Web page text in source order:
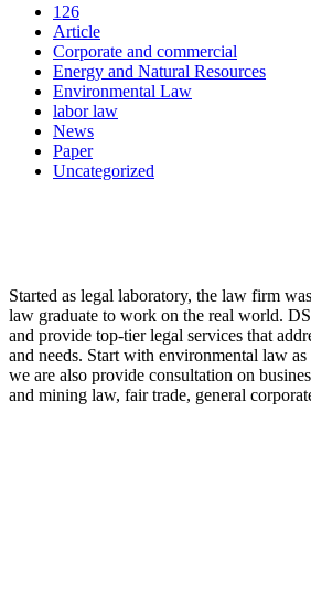
126
Article
Corporate and commercial
Energy and Natural Resources
Environmental Law
labor law
News
Paper
Uncategorized
Started as legal laboratory, the law firm
law graduate to work on the real world.
and provide top-tier legal services that
and needs. Start with environmental law
we are also provide consultation on
and mining law, fair trade, general